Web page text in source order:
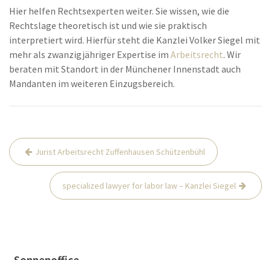
Hier helfen Rechtsexperten weiter. Sie wissen, wie die
Rechtslage theoretisch ist und wie sie praktisch
interpretiert wird. Hierfür steht die Kanzlei Volker Siegel mit
mehr als zwanzigjähriger Expertise im Arbeitsrecht. Wir
beraten mit Standort in der Münchener Innenstadt auch
Mandanten im weiteren Einzugsbereich.
Beitrags-
Navigation
Jurist Arbeitsrecht Zuffenhausen Schützenbühl
specialized lawyer for labor law – Kanzlei Siegel